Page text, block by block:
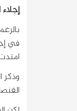
إجلاء
وذكر